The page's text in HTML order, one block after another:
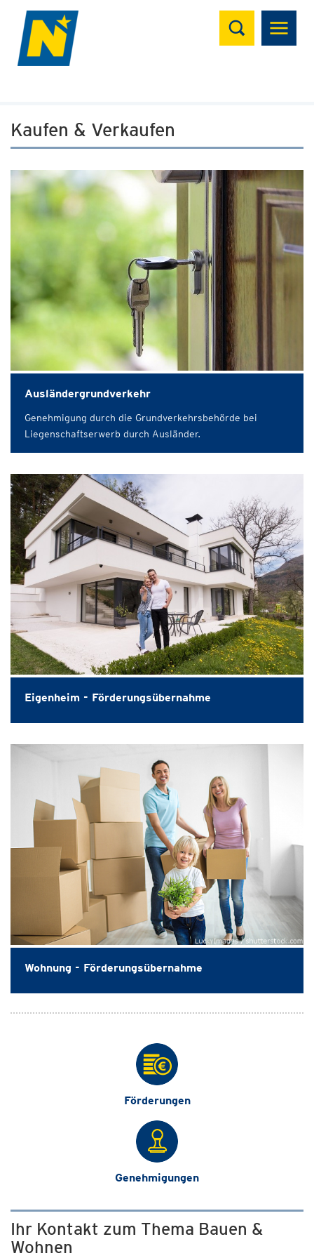
Suchen
Kaufen & Verkaufen
Ausländergrundverkehr
Genehmigung durch die Grundverkehrsbehörde bei
Liegenschaftserwerb durch Ausländer.
Eigenheim - Förderungsübernahme
Wohnung - Förderungsübernahme
Förderungen
Genehmigungen
Ihr Kontakt zum Thema Bauen &
Wohnen